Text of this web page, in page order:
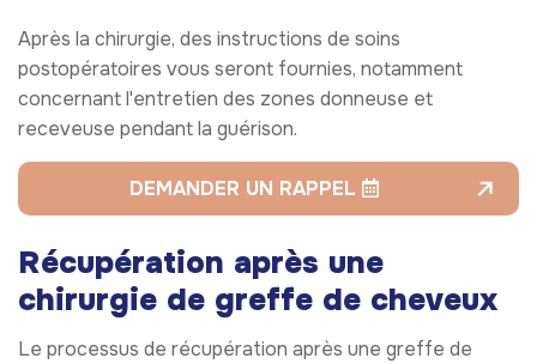
Après la chirurgie, des instructions de soins
postopératoires vous seront fournies, notamment
concernant l'entretien des zones donneuse et
receveuse pendant la guérison.
DEMANDER UN RAPPEL
Récupération après une
chirurgie de greffe de cheveux
Le processus de récupération après une greffe de